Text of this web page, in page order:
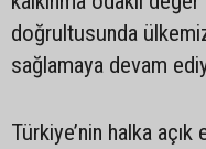
doğrultusunda
sağlamaya devam
Türkiye’nin halka açık